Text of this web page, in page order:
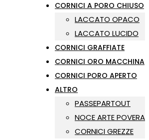
CORNICI A PORO CHIUSO
LACCATO OPACO
LACCATO LUCIDO
CORNICI GRAFFIATE
CORNICI ORO MACCHINA
CORNICI PORO APERTO
ALTRO
PASSEPARTOUT
NOCE ARTE POVERA
CORNICI GREZZE